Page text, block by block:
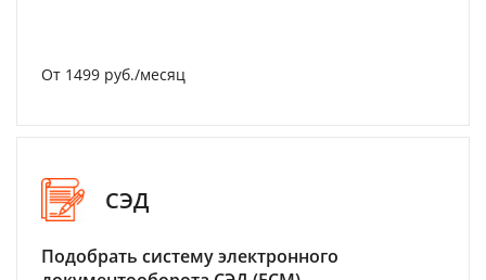
От 1499 руб./месяц
СЭД
Подобрать систему электронного